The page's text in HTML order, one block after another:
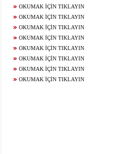
OKUMAK İÇİN TIKLAYIN
OKUMAK İÇİN TIKLAYIN
OKUMAK İÇİN TIKLAYIN
OKUMAK İÇİN TIKLAYIN
OKUMAK İÇİN TIKLAYIN
OKUMAK İÇİN TIKLAYIN
OKUMAK İÇİN TIKLAYIN
OKUMAK İÇİN TIKLAYIN